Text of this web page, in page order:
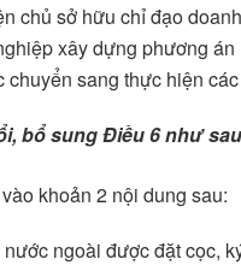
chủ sở hữu chỉ đạo
xây dựng phương
chuyển sang thực hiện
bổ sungĐiều 6 như
khoản 2 nội dung sau:
nước ngoài được đặt cọc,